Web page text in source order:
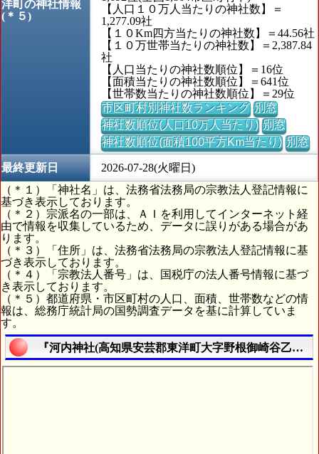
洋町の神社情報
(＊５)
【人口１０万人当たりの神社数】＝
1,277.09社
【１０Km四方当たりの神社数】＝44.56社
【１０万世帯当たりの神社数】＝2,387.84
社
【人口当たりの神社数順位】＝16位
【面積当たりの神社数順位】＝641位
【世帯数当たりの神社数順位】＝29位
市区町村別神社数ランキング 別窓
神社数順位(人口10万人当たり) 別窓
神社数順位(面積100平方Km当たり) 別窓
最終更新日
2026-07-28(火曜日)
（＊１）「神社名」は、法務省法務局の宗教法人登記情報に
基づき表示しております。
（＊２）宗派名の一部は、ＡＩを利用してインターネット経
由で情報を収集しているため、データに誤りがある場合があ
ります。
（＊３）「住所」は、法務省法務局の宗教法人登記情報に基
づき表示しております。
（＊４）「宗教法人番号」は、国税庁の法人番号情報に基づ
き表示しております。
（＊５）都道府県・市区町村の人口、面積、世帯数などの情
報は、総務庁統計局の国勢調査データを基に計算していま
す。
『河内神社(高知県安芸郡東洋町大字野根御崎谷乙２